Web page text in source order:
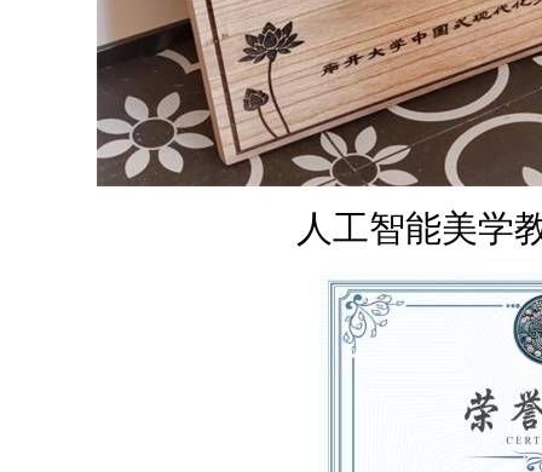
人工智能美学